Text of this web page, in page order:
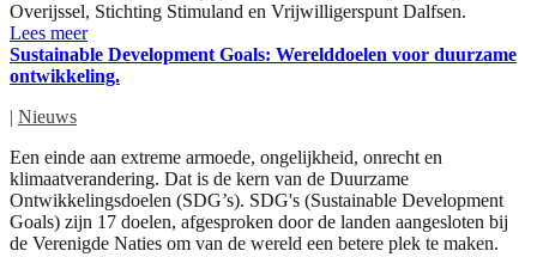
Overijssel, Stichting Stimuland en Vrijwilligerspunt Dalfsen.
Lees meer
Sustainable Development Goals: Werelddoelen voor duurzame
ontwikkeling.
| Nieuws
Een einde aan extreme armoede, ongelijkheid, onrecht en
klimaatverandering. Dat is de kern van de Duurzame
Ontwikkelingsdoelen (SDG’s). SDG's (Sustainable Development
Goals) zijn 17 doelen, afgesproken door de landen aangesloten bij
de Verenigde Naties om van de wereld een betere plek te maken.